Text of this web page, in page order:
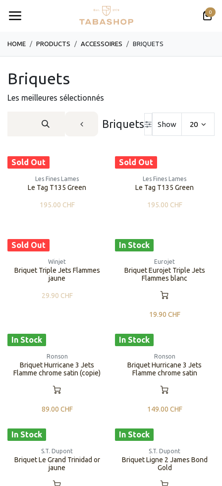
0
HOME PRODUCTS ACCESSOIRES BRIQUETS
Briquets
Les meilleures sélectionnés
Briquets Show 20
Sold Out
Les Fines Lames
Le Tag T135 Green
195.00 CHF
Sold Out
Les Fines Lames
Le Tag T135 Green
195.00 CHF
Sold Out
Winjet
Briquet Triple Jets Flammes
jaune
29.90 CHF
In Stock
Eurojet
Briquet Eurojet Triple Jets
Flammes blanc
19.90 CHF
In Stock
Ronson
Briquet Hurricane 3 Jets
Flamme chrome satin (copie)
89.00 CHF
In Stock
Ronson
Briquet Hurricane 3 Jets
Flamme chrome satin
149.00 CHF
In Stock
S.T. Dupont
Briquet Le Grand Trinidad or
jaune
In Stock
S.T. Dupont
Briquet Ligne 2 James Bond
Gold